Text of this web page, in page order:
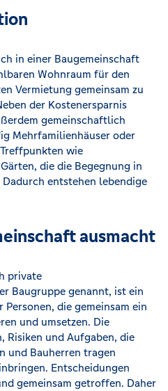
in einer Baugemeinschaft
Wohnraum für den
Vermietung gemeinsam zu
der Kostenersparnis
gemeinschaftlich
Mehrfamilienhäuser oder
wie
die die Begegnung in
entstehen lebendige
ausmacht
private
Baugruppe genannt, ist ein
die gemeinsam ein
und umsetzen. Die
Risiken und Aufgaben, die
und Bauherren tragen
Entscheidungen
gemeinsam getroffen. Daher